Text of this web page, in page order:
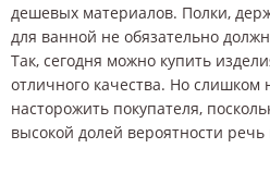
дешевых материалов. Полки,
для ванной не обязательно
Так, сегодня можно купить
отличного качества. Но слишком
насторожить покупателя,
высокой долей вероятности